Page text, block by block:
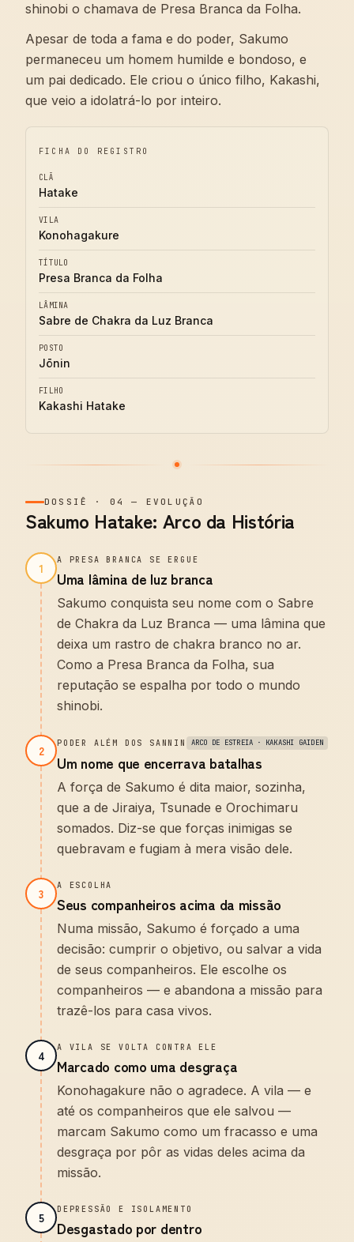
shinobi o chamava de Presa Branca da Folha.
Apesar de toda a fama e do poder, Sakumo
permaneceu um homem humilde e bondoso, e
um pai dedicado. Ele criou o único filho, Kakashi,
que veio a idolatrá-lo por inteiro.
FICHA DO REGISTRO
CLÃ
Hatake
VILA
Konohagakure
TÍTULO
Presa Branca da Folha
LÂMINA
Sabre de Chakra da Luz Branca
POSTO
Jōnin
FILHO
Kakashi Hatake
DOSSIÊ · 04 — EVOLUÇÃO
Sakumo Hatake: Arco da História
1
A PRESA BRANCA SE ERGUE
Uma lâmina de luz branca
Sakumo conquista seu nome com o Sabre
de Chakra da Luz Branca — uma lâmina que
deixa um rastro de chakra branco no ar.
Como a Presa Branca da Folha, sua
reputação se espalha por todo o mundo
shinobi.
2 PODER ALÉM DOS SANNIN ARCO DE ESTREIA · KAKASHI GAIDEN
Um nome que encerrava batalhas
A força de Sakumo é dita maior, sozinha,
que a de Jiraiya, Tsunade e Orochimaru
somados. Diz-se que forças inimigas se
quebravam e fugiam à mera visão dele.
3
A ESCOLHA
Seus companheiros acima da missão
Numa missão, Sakumo é forçado a uma
decisão: cumprir o objetivo, ou salvar a vida
de seus companheiros. Ele escolhe os
companheiros — e abandona a missão para
trazê-los para casa vivos.
4
A VILA SE VOLTA CONTRA ELE
Marcado como uma desgraça
Konohagakure não o agradece. A vila — e
até os companheiros que ele salvou —
marcam Sakumo como um fracasso e uma
desgraça por pôr as vidas deles acima da
missão.
5
DEPRESSÃO E ISOLAMENTO
Desgastado por dentro